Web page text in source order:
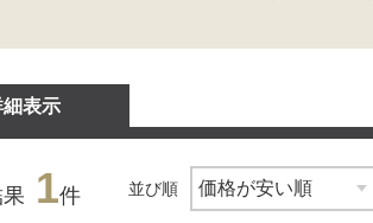
細表示
1件 並び順